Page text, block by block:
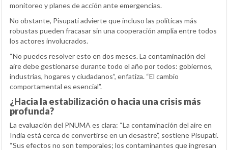
monitoreo y planes de acción ante emergencias.
No obstante, Pisupati advierte que incluso las políticas más
robustas pueden fracasar sin una cooperación amplia entre todos
los actores involucrados.
“No puedes resolver esto en dos meses. La contaminación del
aire debe gestionarse durante todo el año por todos: gobiernos,
industrias, hogares y ciudadanos”, enfatiza. “El cambio
comportamental es esencial”.
¿Hacia la estabilización o hacia una crisis más
profunda?
La evaluación del PNUMA es clara: “La contaminación del aire en
India está cerca de convertirse en un desastre”, sostiene Pisupati.
“Sus efectos no son temporales; los contaminantes que ingresan